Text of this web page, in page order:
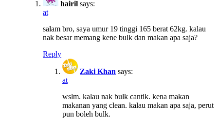
hairil says:
at
salam bro, saya umur 19 tinggi 165 berat 62kg. kalau
nak besar memang kene bulk dan makan apa saja?
Reply
Zaki Khan says:
at
wslm. kalau nak bulk cantik. kena makan
makanan yang clean. kalau makan apa saja, perut
pun boleh bulk.